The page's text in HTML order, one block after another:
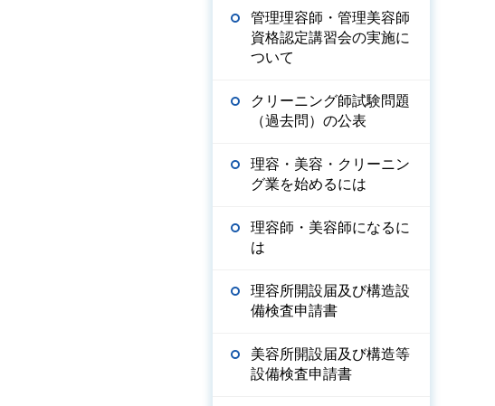
管理理容師・管理美容師
資格認定講習会の実施に
ついて
クリーニング師試験問題
（過去問）の公表
理容・美容・クリーニン
グ業を始めるには
理容師・美容師になるに
は
理容所開設届及び構造設
備検査申請書
美容所開設届及び構造等
設備検査申請書